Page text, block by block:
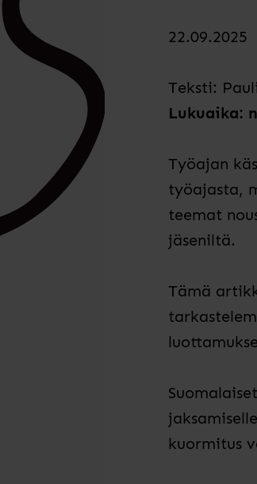
22.09.2025
Teksti:
Lukuaika:
Työajan
työajasta,
teemat
jäseniltä.
Tämä
kuormitus